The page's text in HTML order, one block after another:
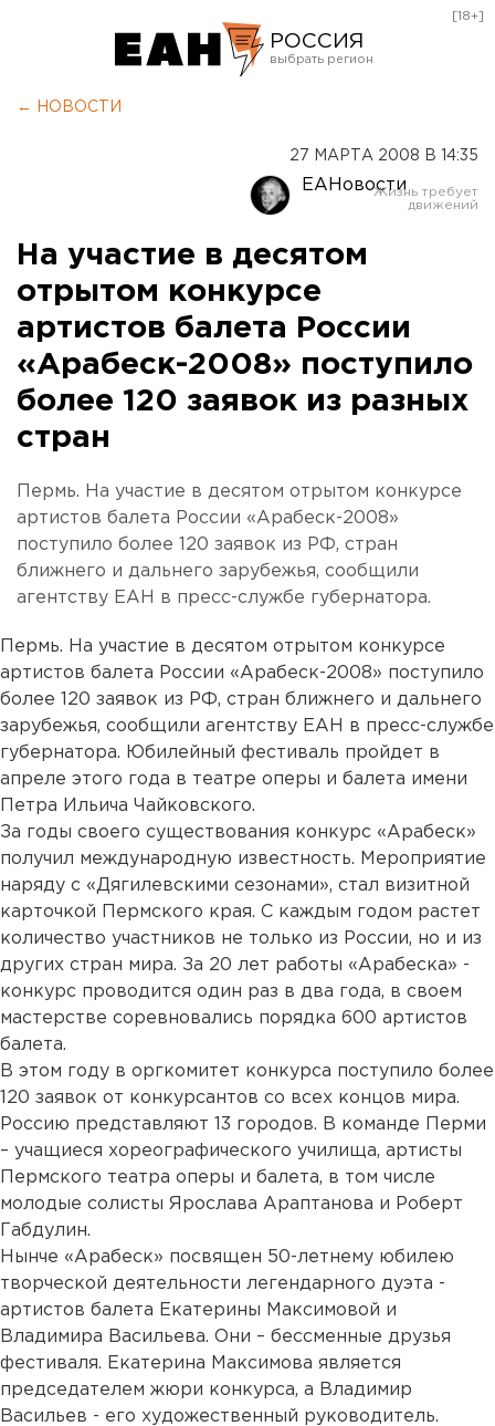
РОССИЯ
Оренбург
[18+]
← НОВОСТИ
27 МАРТА 2008 В 14:35
ЕАНовости
На участие в десятом
отрытом конкурсе
артистов балета России
«Арабеск-2008» поступило
более 120 заявок из разных
стран
Пермь. На участие в десятом отрытом конкурсе
артистов балета России «Арабеск-2008»
поступило более 120 заявок из РФ, стран
ближнего и дальнего зарубежья, сообщили
агентству ЕАН в пресс-службе губернатора.
Пермь. На участие в десятом отрытом конкурсе
артистов балета России «Арабеск-2008» поступило
более 120 заявок из РФ, стран ближнего и дальнего
зарубежья, сообщили агентству ЕАН в пресс-службе
губернатора. Юбилейный фестиваль пройдет в
апреле этого года в театре оперы и балета имени
Петра Ильича Чайковского.
За годы своего существования конкурс «Арабеск»
получил международную известность. Мероприятие
наряду с «Дягилевскими сезонами», стал визитной
карточкой Пермского края. С каждым годом растет
количество участников не только из России, но и из
других стран мира. За 20 лет работы «Арабеска» -
конкурс проводится один раз в два года, в своем
мастерстве соревновались порядка 600 артистов
балета.
В этом году в оргкомитет конкурса поступило более
120 заявок от конкурсантов со всех концов мира.
Россию представляют 13 городов. В команде Перми
– учащиеся хореографического училища, артисты
Пермского театра оперы и балета, в том числе
молодые солисты Ярослава Араптанова и Роберт
Габдулин.
Нынче «Арабеск» посвящен 50-летнему юбилею
творческой деятельности легендарного дуэта -
артистов балета Екатерины Максимовой и
Владимира Васильева. Они – бессменные друзья
фестиваля. Екатерина Максимова является
председателем жюри конкурса, а Владимир
Васильев - его художественный руководитель.